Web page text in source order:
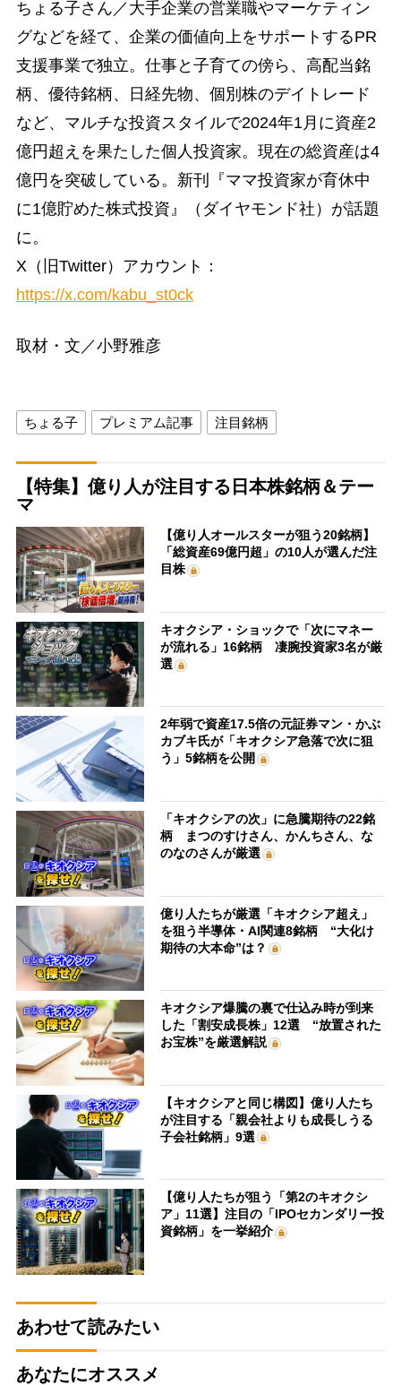
ちょる⼦さん／大手企業の営業職やマーケティン
グなどを経て、企業の価値向上をサポートするPR
⽀援事業で独⽴。仕事と子育ての傍ら、⾼配当銘
柄、優待銘柄、日経先物、個別株のデイトレード
など、マルチな投資スタイルで2024年1⽉に資産2
億円超えを果たした個⼈投資家。現在の総資産は4
億円を突破している。新刊『ママ投資家が育休中
に1億貯めた株式投資』（ダイヤモンド社）が話題
に。
X（旧Twitter）アカウント：
https://x.com/kabu_st0ck
取材・文／小野雅彦
ちょる子 プレミアム記事 注目銘柄
【特集】億り人が注目する日本株銘柄＆テー
マ
【億り人オールスターが狙う20銘柄】
「総資産69億円超」の10人が選んだ注
目株
キオクシア・ショックで「次にマネー
が流れる」16銘柄 凄腕投資家3名が厳
選
2年弱で資産17.5倍の元証券マン・かぶ
カブキ氏が「キオクシア急落で次に狙
う」5銘柄を公開
「キオクシアの次」に急騰期待の22銘
柄 まつのすけさん、かんちさん、な
のなのさんが厳選
億り人たちが厳選「キオクシア超え」
を狙う半導体・AI関連8銘柄 “大化け
期待の大本命”は？
キオクシア爆騰の裏で仕込み時が到来
した「割安成長株」12選 “放置された
お宝株”を厳選解説
【キオクシアと同じ構図】億り人たち
が注目する「親会社よりも成長しうる
子会社銘柄」9選
【億り人たちが狙う「第2のキオクシ
ア」11選】注目の「IPOセカンダリー投
資銘柄」を一挙紹介
あわせて読みたい
あなたにオススメ